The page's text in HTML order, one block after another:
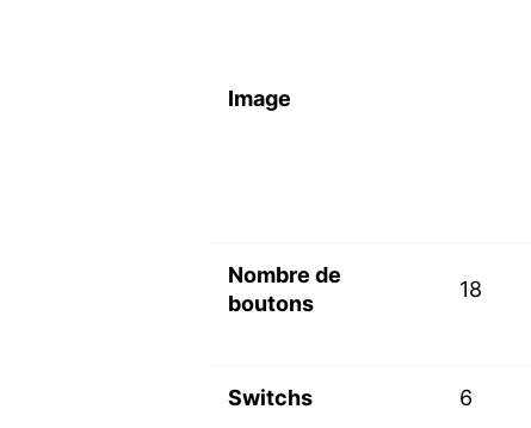
Image
Nombre de
boutons
18
Switchs 6